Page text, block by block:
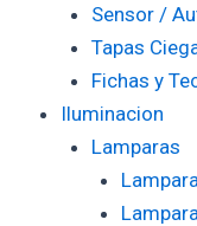
Sensor /
Tapas
Fichas y
Iluminacion
Lamparas